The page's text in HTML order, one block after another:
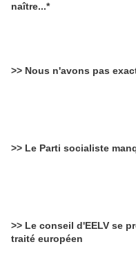
naître...*
>> Nous n'avons pas
>> Le Parti socialiste
>> Le conseil d'EELV se
traité européen